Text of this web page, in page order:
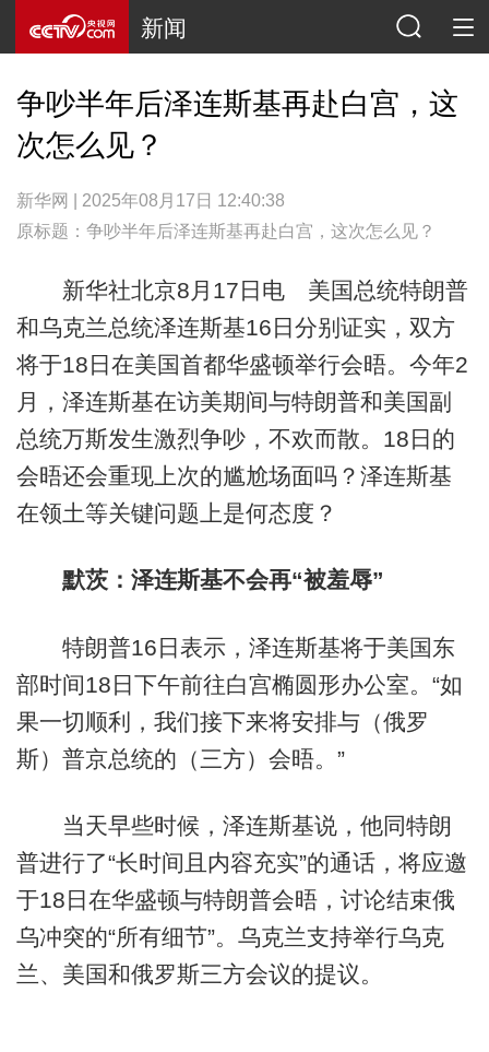
新闻
争吵半年后泽连斯基再赴白宫，这
次怎么见？
新华网 | 2025年08月17日 12:40:38
原标题：争吵半年后泽连斯基再赴白宫，这次怎么见？
新华社北京8月17日电 美国总统特朗普
和乌克兰总统泽连斯基16日分别证实，双方
将于18日在美国首都华盛顿举行会晤。今年2
月，泽连斯基在访美期间与特朗普和美国副
总统万斯发生激烈争吵，不欢而散。18日的
会晤还会重现上次的尴尬场面吗？泽连斯基
在领土等关键问题上是何态度？
默茨：泽连斯基不会再“被羞辱”
特朗普16日表示，泽连斯基将于美国东
部时间18日下午前往白宫椭圆形办公室。“如
果一切顺利，我们接下来将安排与（俄罗
斯）普京总统的（三方）会晤。”
当天早些时候，泽连斯基说，他同特朗
普进行了“长时间且内容充实”的通话，将应邀
于18日在华盛顿与特朗普会晤，讨论结束俄
乌冲突的“所有细节”。乌克兰支持举行乌克
兰、美国和俄罗斯三方会议的提议。